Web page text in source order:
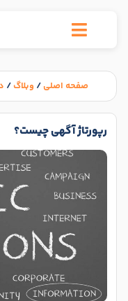
صفحه اصلی/ وبلاگ/
رپورتاژ آگهی چیست؟